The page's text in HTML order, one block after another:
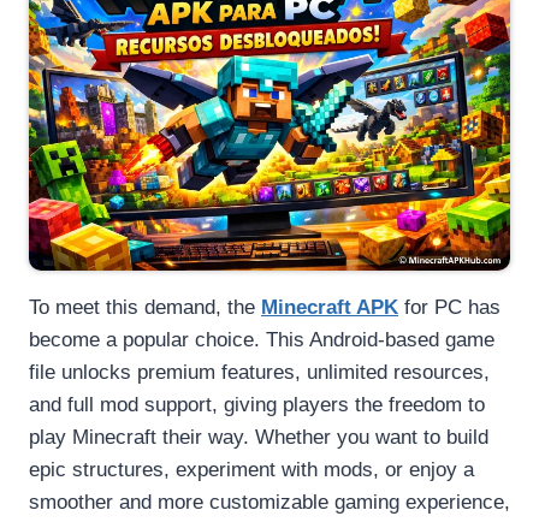
To meet this demand, the Minecraft APK for PC has
become a popular choice. This Android-based game
file unlocks premium features, unlimited resources,
and full mod support, giving players the freedom to
play Minecraft their way. Whether you want to build
epic structures, experiment with mods, or enjoy a
smoother and more customizable gaming experience,